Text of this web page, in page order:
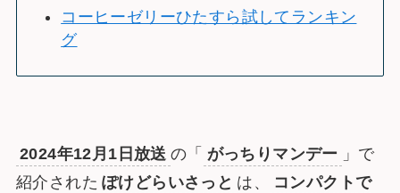
コーヒーゼリーひたすら試してランキン
グ
2024年12月1日放送 の「 がっちりマンデー 」で
紹介された ぽけどらいさっと は、
コンパクトで